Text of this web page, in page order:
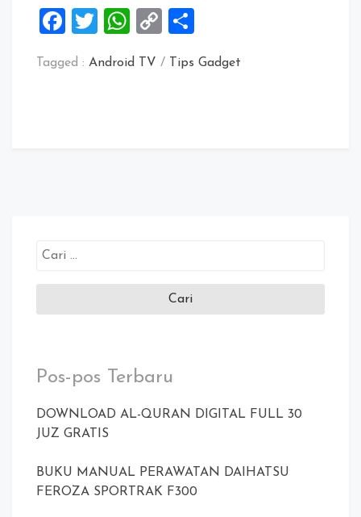
Facebook
TwitterWhatsApp
Copy
Tagged : Android TV / Tips Gadget
Cari
Pos-pos Terbaru
DOWNLOAD AL-QURAN DIGITAL FULL 30
JUZ GRATIS
BUKU MANUAL PERAWATAN DAIHATSU
FEROZA SPORTRAK F300